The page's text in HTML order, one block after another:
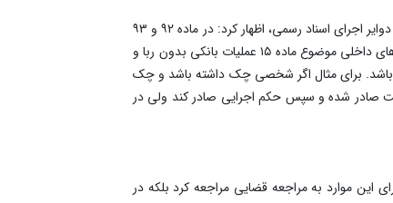
به گزارش نصر، سید صادق سعادتیان، معاون امور اسناد رسمی سازمان ثبت اسناد و املاک کشور درباره خدمات ارائه شده به مردم در ادارات و دوایر اجرای اسناد رسمی، اظهار کرد: در ماده ۹۲ و ۹۳
قانون ثبت، کلیه قرارداد‌های رهنی و شرطی دارای حق استرداد، قرارداد‌های رسمی بوده و بدون مراجعه به محاکم، لازم الاجرا هستند. قرارداد‌های داخلی موضوع ماده ۱۵ عملیات بانکی بدون ربا و
باشد. برای مثال اگر شخصی چک داشته باشد و چک
صادر شده و سپس حکم اجرایی صادر کند ولی در
موارد به مراجعه قضایی مراجعه کرد بلکه در